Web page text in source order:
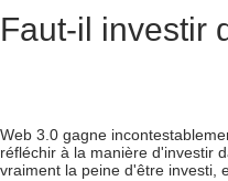
Faut-il investir
Web 3.0 gagne
réfléchir à la manière d'investir
vraiment la peine d'être investi,